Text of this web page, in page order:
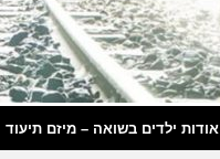
אודות ילדים בשואה – מיזם תיעוד